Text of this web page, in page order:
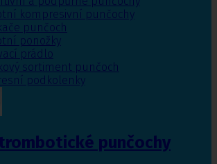
kompresivní punčochy
punčoch
ponožky
prádlo
sortiment punčoch
podkolenky
punčochy